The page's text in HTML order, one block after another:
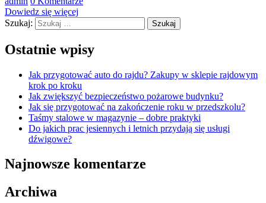
Dowiedz się więcej
Szukaj:
Ostatnie wpisy
Jak przygotować auto do rajdu? Zakupy w sklepie rajdowym
krok po kroku
Jak zwiększyć bezpieczeństwo pożarowe budynku?
Jak się przygotować na zakończenie roku w przedszkolu?
Taśmy stalowe w magazynie – dobre praktyki
Do jakich prac jesiennych i letnich przydają się usługi
dźwigowe?
Najnowsze komentarze
Archiwa